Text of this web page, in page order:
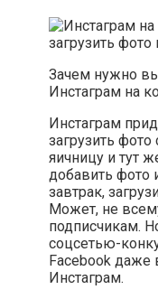
Зачем нужно
Инстаграм на
Инстаграм
загрузить
яичницу и тут
добавить фото
завтрак,
Может, не
подписчикам.
соцсетью-
Facebook даже
Инстаграм.